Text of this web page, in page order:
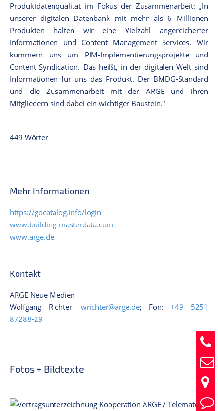
Produktdatenqualität im Fokus der Zusammenarbeit: „In
unserer digitalen Datenbank mit mehr als 6 Millionen
Produkten halten wir eine Vielzahl angereicherter
Informationen und Content Management Services. Wir
kümmern uns um PIM-Implementierungsprojekte und
Content Syndication. Das heißt, in der digitalen Welt sind
Informationen für uns das Produkt. Der BMDG-Standard
und die Zusammenarbeit mit der ARGE und ihren
Mitgliedern sind dabei ein wichtiger Baustein.“
449 Wörter
Mehr Informationen
https://gocatalog.info/login
www.building-masterdata.com
www.arge.de
Kontakt
ARGE Neue Medien
Wolfgang Richter:wrichter@arge.de; Fon:+49 5251
87288-29
Fotos + Bildtexte